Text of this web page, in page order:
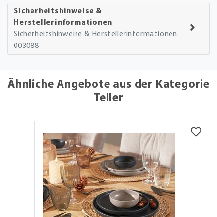
Sicherheitshinweise &
Herstellerinformationen
Sicherheitshinweise & Herstellerinformationen
003088
Ähnliche Angebote aus der Kategorie
Teller